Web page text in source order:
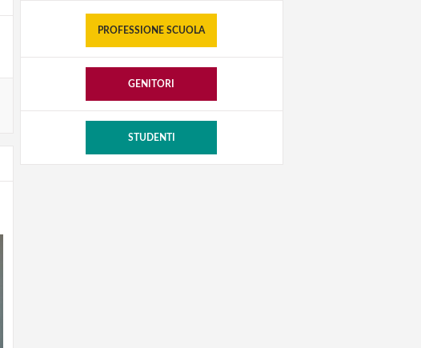
PROFESSIONE SCUOLA
GENITORI
STUDENTI